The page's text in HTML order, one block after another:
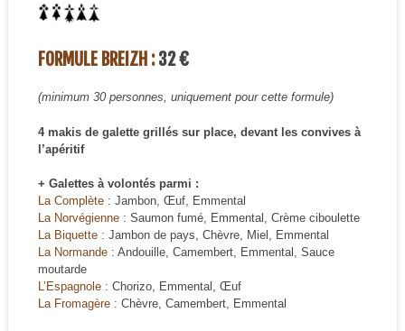
FORMULE BREIZH :32 €
(minimum 30 personnes, uniquement pour cette formule)
4 makis de galette grillés sur place, devant les convives à
l’apéritif
+ Galettes à volontés parmi :
La Complète : Jambon, Œuf, Emmental
La Norvégienne : Saumon fumé, Emmental, Crème ciboulette
La Biquette : Jambon de pays, Chèvre, Miel, Emmental
La Normande : Andouille, Camembert, Emmental, Sauce
moutarde
L’Espagnole : Chorizo, Emmental, Œuf
La Fromagère : Chèvre, Camembert, Emmental